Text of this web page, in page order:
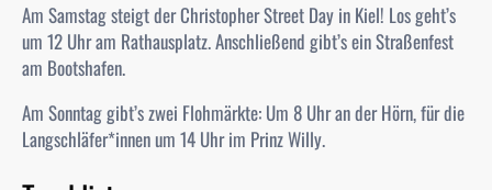
Am Samstag steigt der Christopher Street Day in Kiel! Los geht’s
um 12 Uhr am Rathausplatz. Anschließend gibt’s ein Straßenfest
am Bootshafen.
Am Sonntag gibt’s zwei Flohmärkte: Um 8 Uhr an der Hörn, für die
Langschläfer*innen um 14 Uhr im Prinz Willy.